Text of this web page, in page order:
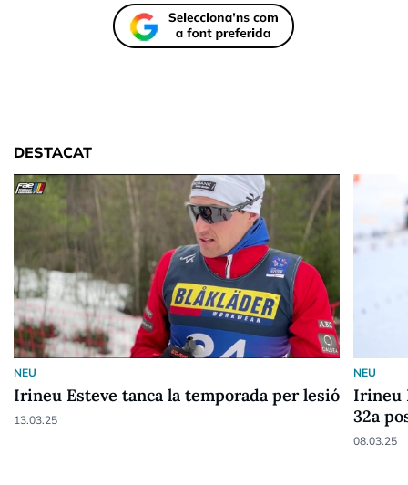
DESTACAT
NEU
Irineu Esteve tanca la temporada per lesió
13.03.25
NEU
Irineu
32a
08.03.25